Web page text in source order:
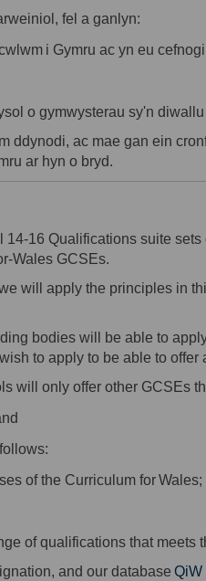
, fel a ganlyn:
i Gymru ac yn eu cefnogi
o gymwysterau sy'n diwallu
ddynodi, ac mae gan ein
ar hyn o bryd.
14-16 Qualifications suite
Wales GCSEs.
will apply the principles in
bodies will be able to
to apply to be able to
will only offer other GCSEs
of the Curriculum for Wales;
of qualifications that meets
and our database QiW